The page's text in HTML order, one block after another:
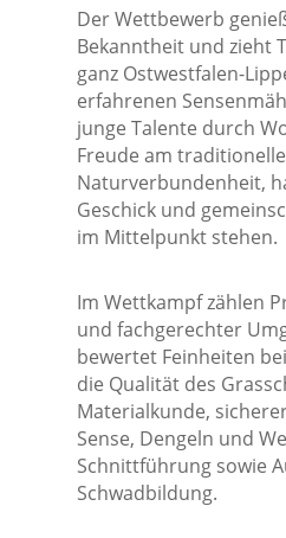
Der Wettbewerb
Bekanntheit und zieht
ganz Ostwestfalen-
erfahrenen
junge Talente durch
Freude am
Naturverbundenheit,
Geschick und
im Mittelpunkt stehen.
Im Wettkampf zählen
und fachgerechter
bewertet Feinheiten
die Qualität des
Materialkunde,
Sense, Dengeln und
Schnittführung sowie
Schwadbildung.